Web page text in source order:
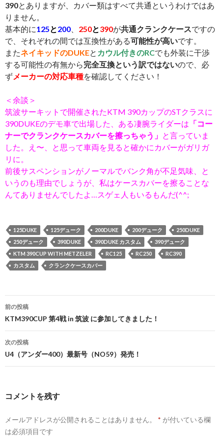
390とありますが、カバー類はすべて共通というわけではあ
りません。
基本的に125と200 250と390が共通クランクケースですの
で、それぞれの間では互換性がある可能性が高いです。
またネイキッドのDUKEと カウル付きのRCでも外装に干渉
する可能性の有無から完全互換という訳ではないので、必
ずメーカーの対応車種を確認してください！
＜余談＞
筑波サーキットで開催されたKTM 390カップのSTクラスに
390DUKEのデモ車で出場した、ある凄腕ライダーは 「コー
ナーでクランクケースカバーを擦っちゃう」 と言っていま
した。え〜、と思って車両を見ると確かにカバーがガリガ
リに。
前後サスペンションがノーマルでバンク角が不足気味、と
いうのも理由でしょうが、私はケースカバーを擦ることな
んてありませんでしたよ…スゲェ人もいるもんだ(^^;
125DUKE 125デューク 200DUKE 200デューク
250DUKE
250デューク
390DUKE 390DUKE カスタム
390デューク
KTM 390CUP WITH METZELER
RC125 RC250
RC390
カスタム
クランクケースカバー
投
稿
ナ
ゲ
シ
前の投稿
KTM390CUP 第4戦 in 筑波 に参加してきました！
次の投稿
U4（アンダー400）最新号（NO59）発売！
コメントを残す
メールアドレスが公開されることはありません。 * が付いている欄
は必須項目です